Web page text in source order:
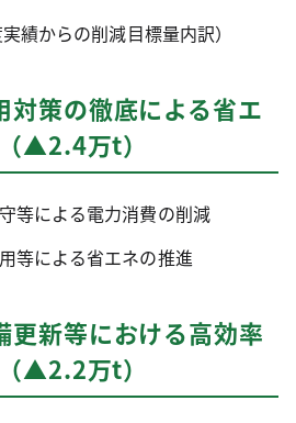
績からの削減目標量内訳）
策の徹底による省エ
▲2.4万t）
等による電力消費の削減
等による省エネの推進
新等における高効率
▲2.2万t）